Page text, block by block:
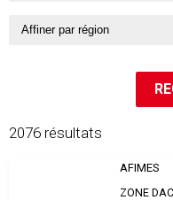
2076 résultats
AFIMES
ZONE